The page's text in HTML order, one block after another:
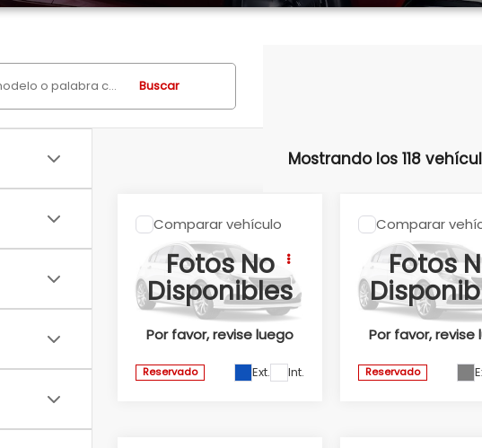
Buscar
Mostrando los 118
Fotos No
Disponibles
Por favor, revise luego
2026Honda
CRVCR-V
TOURING CVT
2026
Honda Universidad
Valores:345168
Reservado Ext. Int.
Comparar vehículo
Fotos
Por favor, revise
2024Honda
ACCORD
TOURING HEV
2024
Honda Universidad
Valores:330962
Reservado
Comparar